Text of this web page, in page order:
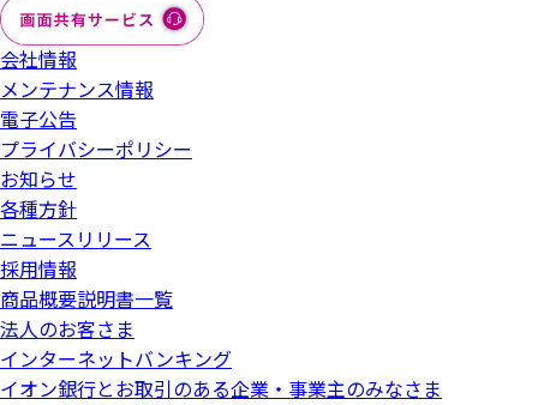
会社情報
メンテナンス情報
電子公告
プライバシーポリシー
お知らせ
各種方針
ニュースリリース
採用情報
商品概要説明書一覧
法人のお客さま
インターネットバンキング
イオン銀行とお取引のある企業・事業主のみなさま